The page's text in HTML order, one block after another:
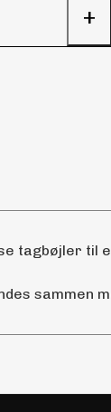
+
tagbøjler til
sammen